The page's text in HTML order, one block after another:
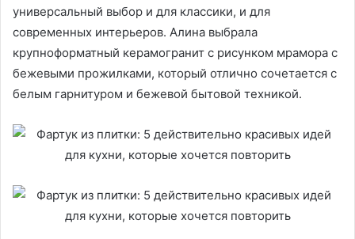
универсальный выбор и для классики, и для
современных интерьеров. Алина выбрала
крупноформатный керамогранит с рисунком мрамора с
бежевыми прожилками, который отлично сочетается с
белым гарнитуром и бежевой бытовой техникой.